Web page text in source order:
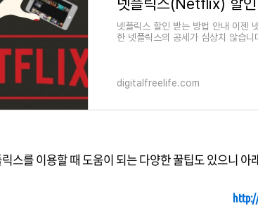
넷플릭스 할인 받는 방법 안내 이젠
한 넷플릭스의 공세가 심상치 않습
digitalfreelife.com
스를 이용할 때 도움이 되는 다양한 꿀팁도 있으니 아